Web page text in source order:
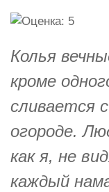
Колья
кроме
сливается
огороде.
как я, не
каждый